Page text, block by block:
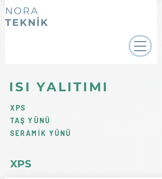
NORA
TEKNİK
ISI YALITIMI
XPS
TAŞ YÜNÜ
SERAMİK YÜNÜ
XPS